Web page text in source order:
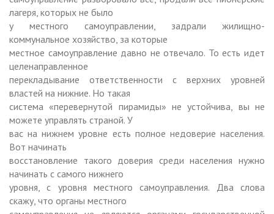
лагеря, которых не было
у местного самоуправлении, задрали жилищно-
коммунальное хозяйство, за которые
местное самоуправление давно не отвечало. То есть идет
целенаправленное
перекладывание ответственности с верхних уровней
властей на нижние. Но такая
система «перевернутой пирамиды» не устойчива, вы не
можете управлять страной. У
вас на нижнем уровне есть полное недоверие населения.
Вот начинать
восстановление такого доверия среди населения нужно
начинать с самого нижнего
уровня, с уровня местного самоуправления. Два слова
скажу, что органы местного